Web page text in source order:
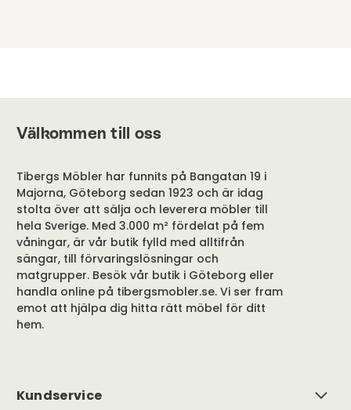
Välkommen till oss
Tibergs Möbler har funnits på Bangatan 19 i
Majorna, Göteborg sedan 1923 och är idag
stolta över att sälja och leverera möbler till
hela Sverige. Med 3.000 m² fördelat på fem
våningar, är vår butik fylld med alltifrån
sängar, till förvaringslösningar och
matgrupper. Besök vår butik i Göteborg eller
handla online på tibergsmobler.se. Vi ser fram
emot att hjälpa dig hitta rätt möbel för ditt
hem.
Kundservice